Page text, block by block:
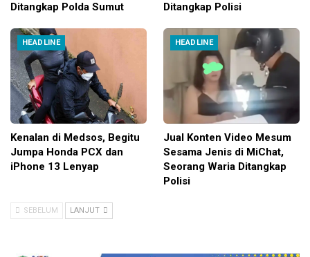
Ditangkap Polda Sumut
Ditangkap Polisi
HEADLINE
Kenalan di Medsos, Begitu
Jumpa Honda PCX dan
iPhone 13 Lenyap
HEADLINE
Jual Konten Video Mesum
Sesama Jenis di MiChat,
Seorang Waria Ditangkap
Polisi
SEBELUM LANJUT